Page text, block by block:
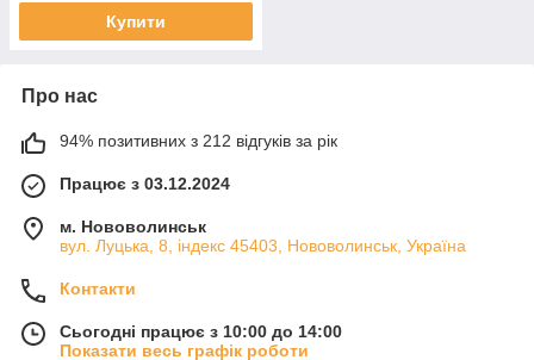
Купити
Про нас
94% позитивних з 212 відгуків за рік
Працює з 03.12.2024
м. Нововолинськ
вул. Луцька, 8, індекс 45403, Нововолинськ, Україна
Контакти
Сьогодні працює з 10:00 до 14:00
Показати весь графік роботи